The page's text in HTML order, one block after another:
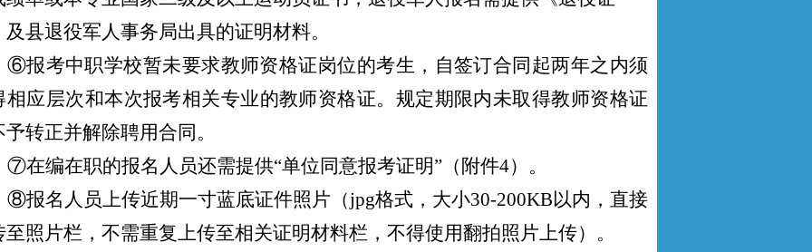
及县退役军人事务局出具的证明材料。
⑥报考中职学校暂未要求教师资格证岗位的考生，自签订合同起两年之内须
相应层次和本次报考相关专业的教师资格证。规定期限内未取得教师资格证
予转正并解除聘用合同。
⑦在编在职的报名人员还需提供“单位 同意报考证明”（附件4） 。
⑧报名人员上传近期一寸蓝底证件照片（jpg格式， 大小30-200KB以内 ， 直接
至照片栏，不需重复上传至相关证明材料栏，不得使用翻拍照片上传）。